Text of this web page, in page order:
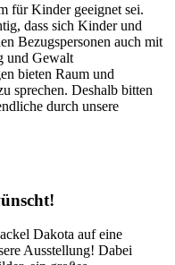
für Kinder geeignet sei.
dass sich Kinder und
Bezugspersonen auch mit
und Gewalt
bieten Raum und
sprechen. Deshalb bitten
durch unsere
Dakota auf eine
Ausstellung! Dabei